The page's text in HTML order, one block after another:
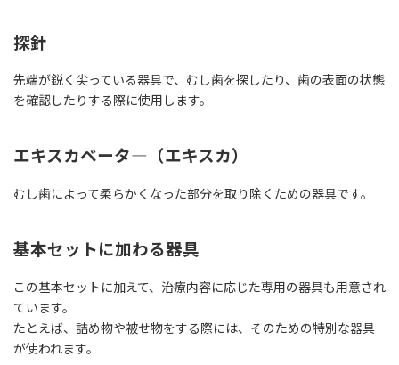
探針
先端が鋭く尖っている器具で、むし歯を探したり、歯の表面の状態
を確認したりする際に使用します。
エキスカベータ―（エキスカ）
むし歯によって柔らかくなった部分を取り除くための器具です。
基本セットに加わる器具
この基本セットに加えて、治療内容に応じた専用の器具も用意され
ています。
たとえば、詰め物や被せ物をする際には、そのための特別な器具
が使われます。